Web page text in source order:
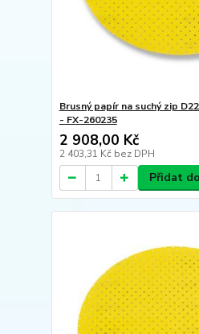
Brusný papír na suchý zip
- FX-260235
2 908,00 Kč
2 403,31 Kč bez DPH
Přidat